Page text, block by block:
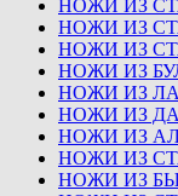
НОЖИ ИЗ
НОЖИ ИЗ
НОЖИ ИЗ
НОЖИ ИЗ
НОЖИ ИЗ
НОЖИ ИЗ
НОЖИ ИЗ
НОЖИ ИЗ
НОЖИ ИЗ